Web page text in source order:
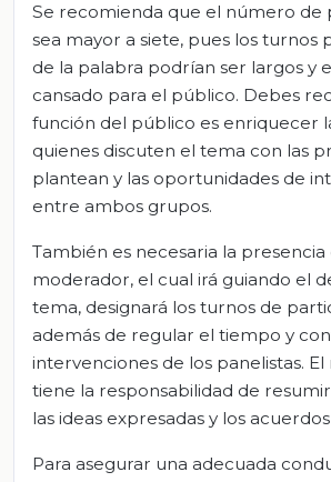
Se recomienda que el número de
sea mayor a siete, pues los turnos
de la palabra podrían ser largos y
cansado para el público. Debes
función del público es enriquecer
quienes discuten el tema con las
plantean y las oportunidades de
entre ambos grupos.
También es necesaria la presencia
moderador, el cual irá guiando el
tema, designará los turnos de
además de regular el tiempo y
intervenciones de los panelistas.
tiene la responsabilidad de
las ideas expresadas y los
Para asegurar una adecuada